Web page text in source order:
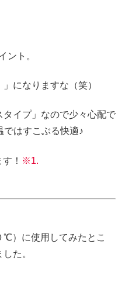
ント。
になりますな（笑）
イプ」なので少々心配で
はすこぶる快適♪
！ ※1.
℃）に使用してみたとこ
た。